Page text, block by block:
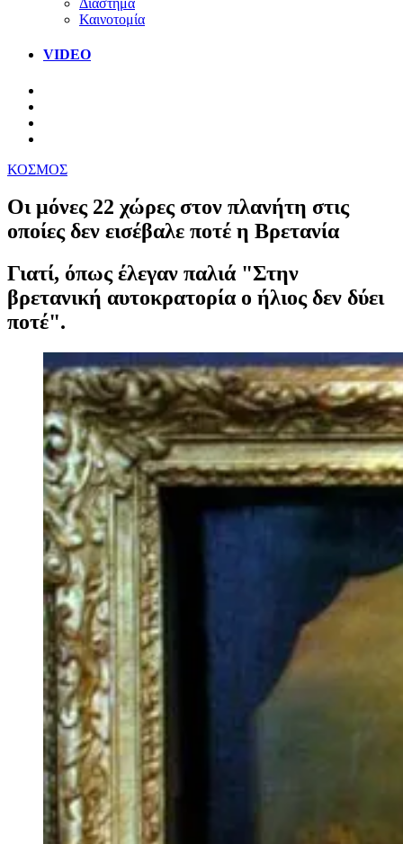
Διάστημα
Καινοτομία
VIDEO
ΚΟΣΜΟΣ
Οι μόνες 22 χώρες στον πλανήτη στις
οποίες δεν εισέβαλε ποτέ η Βρετανία
Γιατί, όπως έλεγαν παλιά "Στην
βρετανική αυτοκρατορία ο ήλιος δεν δύει
ποτέ".